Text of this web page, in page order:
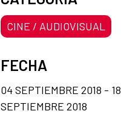
CINE / AUDIOVISUAL
FECHA
04 SEPTIEMBRE 2018 - 18
SEPTIEMBRE 2018